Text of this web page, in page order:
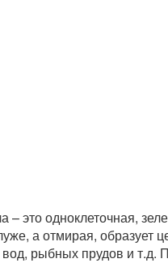
– это одноклеточная,
а отмирая, образует
рыбных прудов и т.д.